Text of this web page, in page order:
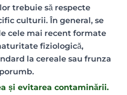
trebuie să respecte
culturii. În general, se
cele mai recent formate
fiziologică,
la cereale sau frunza
și evitarea contaminării.